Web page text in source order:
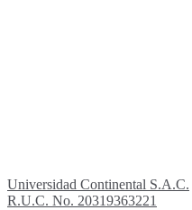
Universidad Continental S.A.C.
R.U.C. No. 20319363221